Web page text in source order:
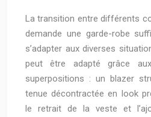
La transition entre différents
demande une garde-robe
s’adapter aux diverses
peut être adapté grâce
superpositions : un blazer
tenue décontractée en look
le retrait de la veste et